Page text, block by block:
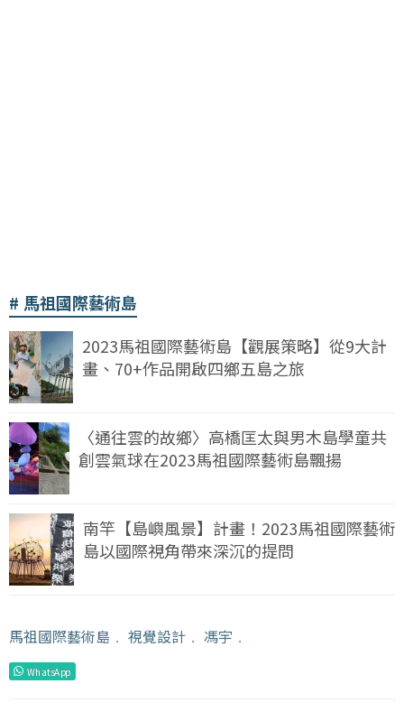
馬祖國際藝術島
2023馬祖國際藝術島【觀展策略】從9大計
畫、70+作品開啟四鄉五島之旅
〈通往雲的故鄉〉高橋匡太與男木島學童共
創雲氣球在2023馬祖國際藝術島飄揚
南竿【島嶼風景】計畫！2023馬祖國際藝術
島以國際視角帶來深沉的提問
馬祖國際藝術島 ﹒ 視覺設計 ﹒ 馮宇 ﹒
WhatsApp